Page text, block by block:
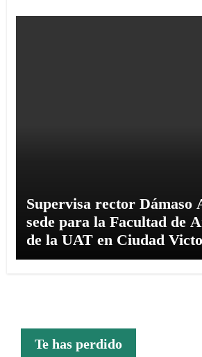
Supervisa rector Dámaso
sede para la Facultad de
de la UAT en Ciudad
Te has perdido